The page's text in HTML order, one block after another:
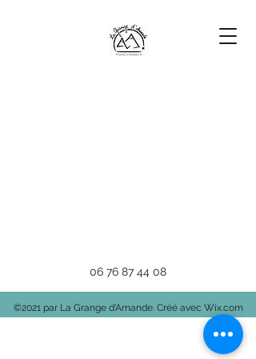
06 76 87 44 08
©2021 par La Grange d'Amande. Créé avec Wix.com